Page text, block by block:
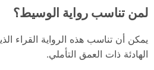
لمن تناسب رواية الوسيط؟
يمكن أن تناسب هذه الرواية القراء
الهادئة ذات العمق التأملي.